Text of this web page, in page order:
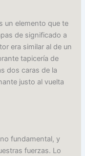
un elemento que te
de significado a
era similar al de un
tapicería de
dos caras de la
justo al vuelta
fundamental, y
fuerzas. Lo